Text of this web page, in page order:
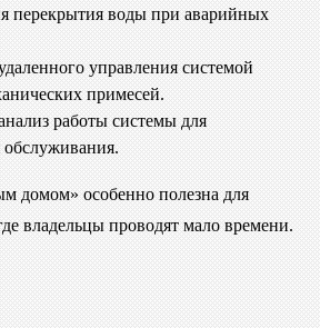
перекрытия воды при аварийных
управления системой
примесей.
работы системы для
домом» особенно полезна для
владельцы проводят мало времени.